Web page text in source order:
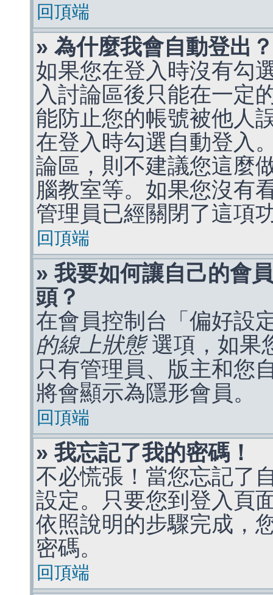
回頂端
» 為什麼我會自動登出？
如果您在登入時沒有勾
入討論區後只能在一定
能防止您的帳號被他人
在登入時勾選自動登入
論區，則不建議您這麼
腦教室等。如果您沒有
管理員已經關閉了這項
回頂端
» 我要如何讓自己的會
頭？
在會員控制台「偏好設
的線上狀態選項，如果
只有管理員、版主和您
將會顯示為隱形會員。
回頂端
» 我忘記了我的密碼！
不必慌張！當您忘記了
設定。只要您到登入頁
依照說明的步驟完成，
密碼。
回頂端